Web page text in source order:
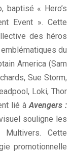
baptisé « Hero’s
Event ». Cette
des héros
du
America (Sam
Sue Storm,
Loki, Thor
lié àAvengers :
souligne les
Cette
promotionnelle